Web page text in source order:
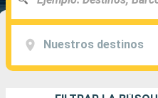
Nuestros destinos